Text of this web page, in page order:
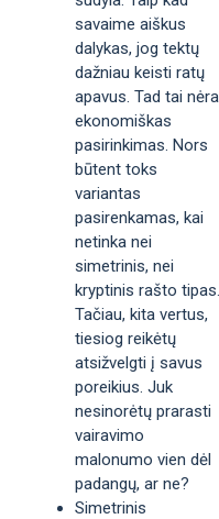
savaime aiškus
dalykas, jog tektų
dažniau keisti ratų
apavus. Tad tai nėra
ekonomiškas
pasirinkimas. Nors
būtent toks
variantas
pasirenkamas, kai
netinka nei
simetrinis, nei
kryptinis rašto tipas.
Tačiau, kita vertus,
tiesiog reikėtų
atsižvelgti į savus
poreikius. Juk
nesinorėtų prarasti
vairavimo
malonumo vien dėl
padangų, ar ne?
Simetrinis